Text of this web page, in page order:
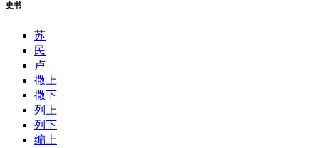
史书
苏
民
卢
撒上
撒下
列上
列下
编上